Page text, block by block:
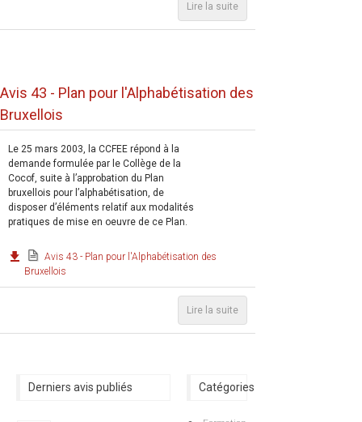
Lire la suite
Avis 43 - Plan pour l'Alphabétisation des
Bruxellois
Le 25 mars 2003, la CCFEE répond à la
demande formulée par le Collège de la
Cocof, suite à l’approbation du Plan
bruxellois pour l’alphabétisation, de
disposer d’éléments relatif aux modalités
pratiques de mise en oeuvre de ce Plan.
Avis 43 - Plan pour l'Alphabétisation des
Bruxellois
Lire la suite
Derniers avis publiés Catégories